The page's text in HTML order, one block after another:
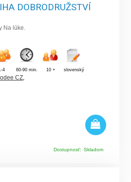
DOBRODRUŽSTVÍ
Na lúke.
4 60-90 min. 10 + slovenský
CZ
Dostupnosť: Skladom